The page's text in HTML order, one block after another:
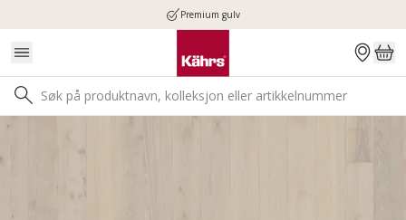
Premium gulv